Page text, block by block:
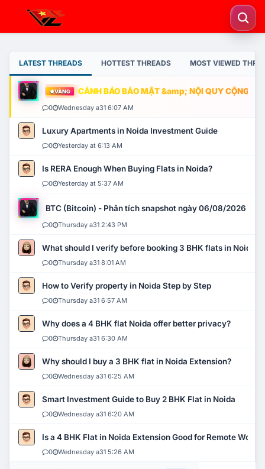
LATEST THREADS HOTTEST THREADS MOST VIEWED
VÀNG CẢNH BÁO BẢO MẬT &amp; NỘI QUY CỘNG
0 Wednesday a31 6:07 AM
Luxury Apartments in Noida Investment Guide
0 Yesterday at 6:13 AM
Is RERA Enough When Buying Flats in Noida?
0 Yesterday at 5:37 AM
BTC (Bitcoin) - Phân tích snapshot ngày 06/08/2026
0 Thursday a31 2:43 PM
What should I verify before booking 3 BHK flats in Noida?
0 Thursday a31 8:01 AM
How to Verify property in Noida Step by Step
0 Thursday a31 6:57 AM
Why does a 4 BHK flat Noida offer better privacy?
0 Thursday a31 6:30 AM
Why should I buy a 3 BHK flat in Noida Extension?
0 Wednesday a31 6:25 AM
Smart Investment Guide to Buy 2 BHK Flat in Noida
0 Wednesday a31 6:20 AM
Is a 4 BHK Flat in Noida Extension Good for Remote Work?
0 Wednesday a31 5:26 AM